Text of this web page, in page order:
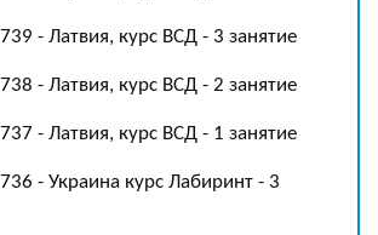
- Латвия, курс ВСД - 3 занятие
- Латвия, курс ВСД - 2 занятие
- Латвия, курс ВСД - 1 занятие
- Украина курс Лабиринт - 3